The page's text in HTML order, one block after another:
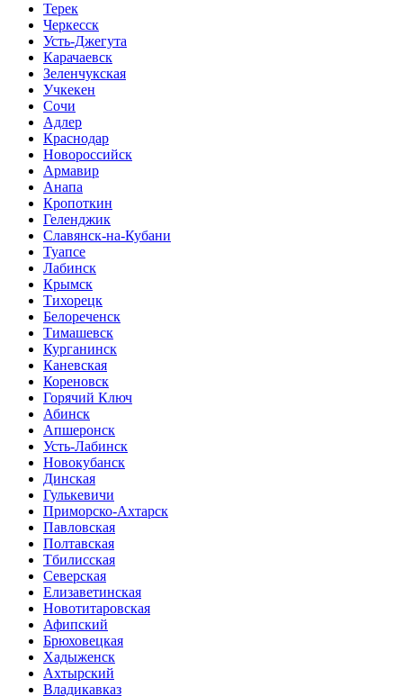
Терек
Черкесск
Усть-Джегута
Карачаевск
Зеленчукская
Учкекен
Сочи
Адлер
Краснодар
Новороссийск
Армавир
Анапа
Кропоткин
Геленджик
Славянск-на-Кубани
Туапсе
Лабинск
Крымск
Тихорецк
Белореченск
Тимашевск
Курганинск
Каневская
Кореновск
Горячий Ключ
Абинск
Апшеронск
Усть-Лабинск
Новокубанск
Динская
Гулькевичи
Приморско-Ахтарск
Павловская
Полтавская
Тбилисская
Северская
Елизаветинская
Новотитаровская
Афипский
Брюховецкая
Хадыженск
Ахтырский
Владикавказ